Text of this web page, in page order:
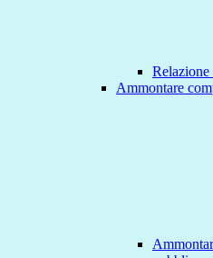
Relazione
Ammontare